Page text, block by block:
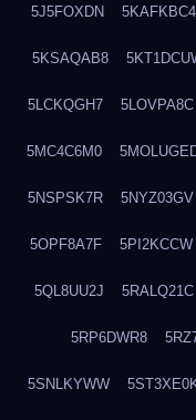
5J5FOXDN 5KAFKBC4
5KSAQAB8
5LCKQGH7 5LOVPA8C
5MC4C6M0
5NSPSK7R 5NYZ03GV
5OPF8A7F 5PI2KCCW
5QL8UU2J 5RALQ21C
5RP6DWR8
5SNLKYWW